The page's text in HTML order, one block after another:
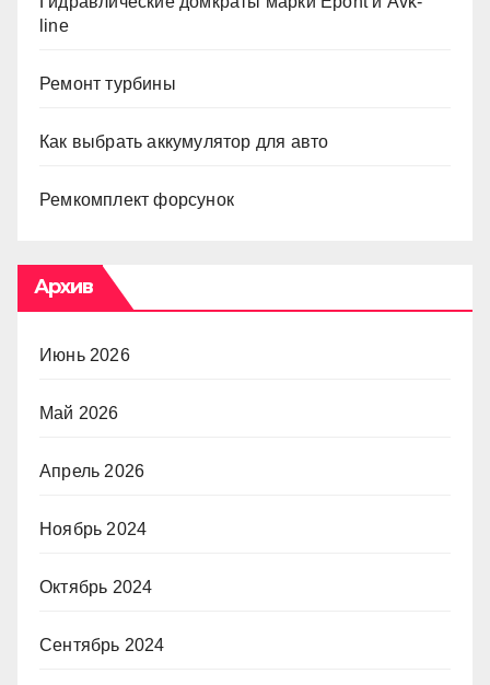
line
Ремонт турбины
Как выбрать аккумулятор для авто
Ремкомплект форсунок
Архив
Июнь 2026
Май 2026
Апрель 2026
Ноябрь 2024
Октябрь 2024
Сентябрь 2024